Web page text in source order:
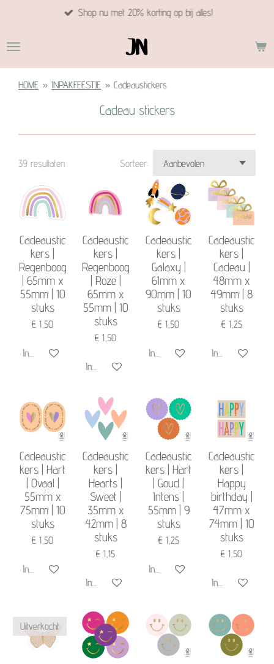
naar
hoofdinhoud
Shop nu met 20% korting op bij alles!
HOME » INPAKFEESTJE » Cadeaustickers
Cadeau stickers
39 resultaten Sorteer:
Cadeaustic
kers |
Regenboog
| 65mm x
55mm | 10
stuks
€ 1,50
In winkelwagen
Cadeaustic
kers |
Regenboog
| Roze |
65mm x
55mm | 10
stuks
€ 1,50
In winkelwagen
Cadeaustic
kers |
Galaxy |
61mm x
90mm | 10
stuks
€ 1,50
In winkelwagen
Cadeaustic
kers |
Cadeau |
48mm x
49mm | 8
stuks
€ 1,25
In winkelwagen
Cadeaustic
kers | Hart
| Ovaal |
55mm x
75mm | 10
stuks
€ 1,50
In winkelwagen
Cadeaustic
kers |
Hearts |
Sweet |
35mm x
42mm | 8
stuks
€ 1,15
In winkelwagen
Cadeaustic
kers | Hart
| Goud |
Intens |
55mm | 9
stuks
€ 1,25
In winkelwagen
Cadeaustic
kers |
Happy
birthday |
47mm x
74mm | 10
stuks
€ 1,50
In winkelwagen
Uitverkocht